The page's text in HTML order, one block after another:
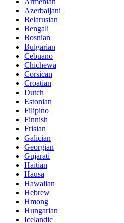
Azerbaijani
Belarusian
Bengali
Bosnian
Bulgarian
Cebuano
Chichewa
Corsican
Croatian
Dutch
Estonian
Filipino
Finnish
Frisian
Galician
Georgian
Gujarati
Haitian
Hausa
Hawaiian
Hebrew
Hmong
Hungarian
Icelandic